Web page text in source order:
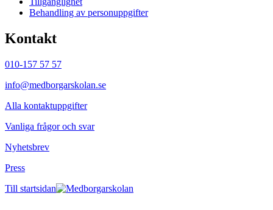
Behandling av personuppgifter
Kontakt
010-157 57 57
info@medborgarskolan.se
Alla kontaktuppgifter
Vanliga frågor och svar
Nyhetsbrev
Press
Till startsidan